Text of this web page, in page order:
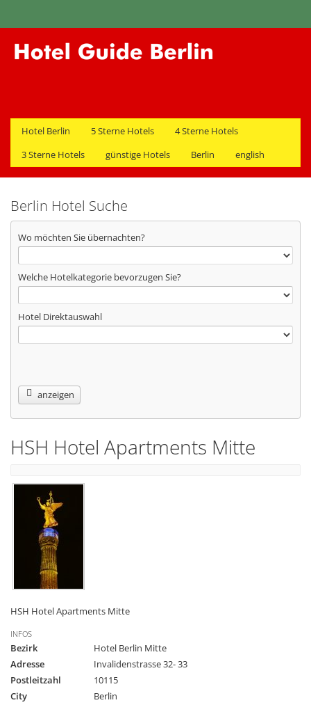
Hotel Berlin 5 Sterne Hotels
4 Sterne Hotels
3 Sterne Hotels
günstige Hotels Berlin english
Berlin Hotel Suche
Wo möchten Sie übernachten?
Welche Hotelkategorie bevorzugen Sie?
Hotel Direktauswahl
anzeigen
HSH Hotel Apartments Mitte
HSH Hotel Apartments Mitte
INFOS
Bezirk
Hotel Berlin Mitte
Adresse
Invalidenstrasse 32- 33
Postleitzahl
10115
City
Berlin